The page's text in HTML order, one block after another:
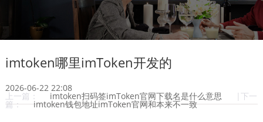
imtoken哪里imToken开发的
2026-06-22 22:08
上一篇： imtoken扫码签imToken官网下载名是什么意思 |下一
篇： imtoken钱包地址imToken官网和本来不一致